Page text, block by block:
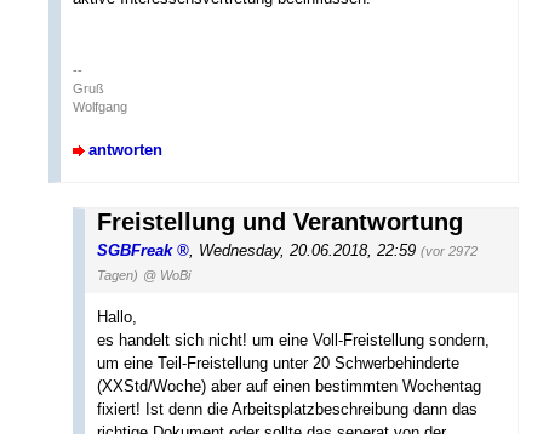
--
Gruß
Wolfgang
antworten
Freistellung und Verantwortung
SGBFreak Wednesday, 20.06.2018, 22:59 (vor 2972
Tagen) @ WoBi
Hallo,
es handelt sich nicht! um eine Voll-Freistellung sondern,
um eine Teil-Freistellung unter 20 Schwerbehinderte
(XXStd/Woche) aber auf einen bestimmten Wochentag
fixiert! Ist denn die Arbeitsplatzbeschreibung dann das